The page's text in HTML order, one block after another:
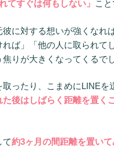
れてすぐは何もしない」 こと
彼に対する想いが強くなれ
れば」「他の人に取られて
りが大きくなってくるで
ったり、こまめにLINEを
た後はしばらく距離を置く
て約3ヶ月の間距離を置いて